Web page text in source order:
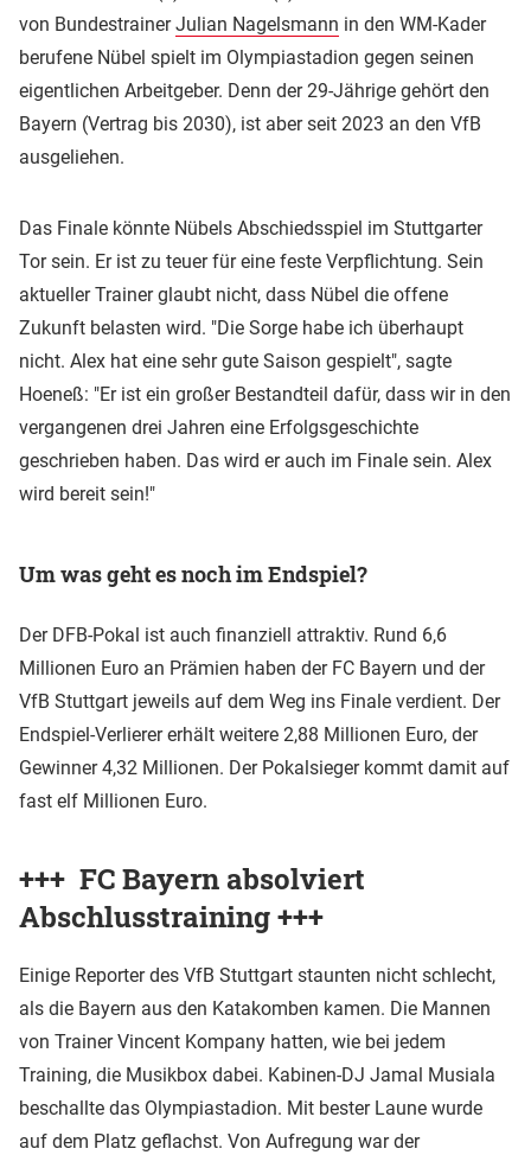
von BundestrainerJulian Nagelsmann in den WM-Kader
berufene Nübel spielt im Olympiastadion gegen seinen
eigentlichen Arbeitgeber. Denn der 29-Jährige gehört den
Bayern (Vertrag bis 2030), ist aber seit 2023 an den VfB
ausgeliehen.
Das Finale könnte Nübels Abschiedsspiel im Stuttgarter
Tor sein. Er ist zu teuer für eine feste Verpflichtung. Sein
aktueller Trainer glaubt nicht, dass Nübel die offene
Zukunft belasten wird. "Die Sorge habe ich überhaupt
nicht. Alex hat eine sehr gute Saison gespielt", sagte
Hoeneß: "Er ist ein großer Bestandteil dafür, dass wir in den
vergangenen drei Jahren eine Erfolgsgeschichte
geschrieben haben. Das wird er auch im Finale sein. Alex
wird bereit sein!"
Um was geht es noch im Endspiel?
Der DFB-Pokal ist auch finanziell attraktiv. Rund 6,6
Millionen Euro an Prämien haben der FC Bayern und der
VfB Stuttgart jeweils auf dem Weg ins Finale verdient. Der
Endspiel-Verlierer erhält weitere 2,88 Millionen Euro, der
Gewinner 4,32 Millionen. Der Pokalsieger kommt damit auf
fast elf Millionen Euro.
+++ FC Bayern absolviert
Abschlusstraining +++
Einige Reporter des VfB Stuttgart staunten nicht schlecht,
als die Bayern aus den Katakomben kamen. Die Mannen
von Trainer Vincent Kompany hatten, wie bei jedem
Training, die Musikbox dabei. Kabinen-DJ Jamal Musiala
beschallte das Olympiastadion. Mit bester Laune wurde
auf dem Platz geflachst. Von Aufregung war der